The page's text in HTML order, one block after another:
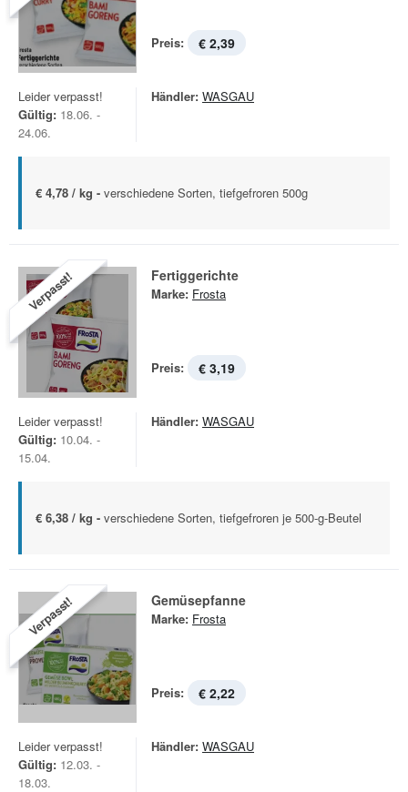
Preis: € 2,39
Leider verpasst!
Gültig: 18.06. -
24.06.
Händler: WASGAU
€ 4,78 / kg - verschiedene Sorten, tiefgefroren 500g
Verpasst! Fertiggerichte
Marke: Frosta
Preis: € 3,19
Leider verpasst!
Gültig: 10.04. -
15.04.
Händler: WASGAU
€ 6,38 / kg - verschiedene Sorten, tiefgefroren je 500-g-Beutel
Verpasst! Gemüsepfanne
Marke: Frosta
Preis: € 2,22
Leider verpasst!
Gültig: 12.03. -
18.03.
Händler: WASGAU